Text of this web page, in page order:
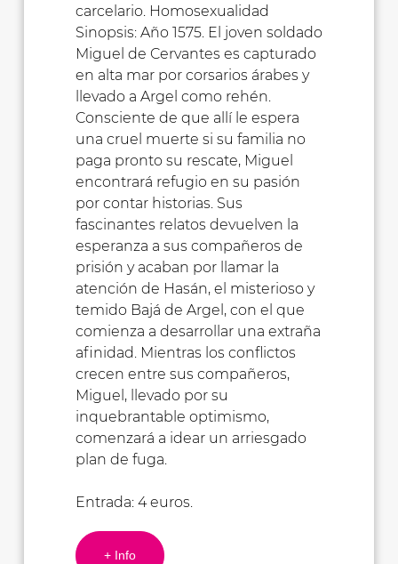
carcelario. Homosexualidad
Sinopsis: Año 1575. El joven soldado
Miguel de Cervantes es capturado
en alta mar por corsarios árabes y
llevado a Argel como rehén.
Consciente de que allí le espera
una cruel muerte si su familia no
paga pronto su rescate, Miguel
encontrará refugio en su pasión
por contar historias. Sus
fascinantes relatos devuelven la
esperanza a sus compañeros de
prisión y acaban por llamar la
atención de Hasán, el misterioso y
temido Bajá de Argel, con el que
comienza a desarrollar una extraña
afinidad. Mientras los conflictos
crecen entre sus compañeros,
Miguel, llevado por su
inquebrantable optimismo,
comenzará a idear un arriesgado
plan de fuga.
Entrada: 4 euros.
+ Info